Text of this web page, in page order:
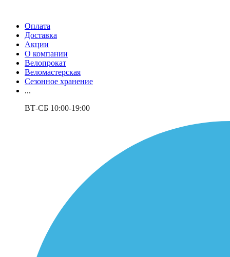
Оплата
Доставка
Акции
О компании
Велопрокат
Веломастерская
Сезонное хранение
...
ВТ-СБ 10:00-19:00